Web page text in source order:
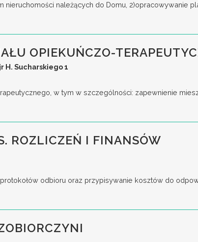
należących do Domu, 2)opracowywanie
OPIEKUŃCZO-
H. Sucharskiego 1
w tym w szczególności: zapewnienie
ROZLICZEŃ I FINANSÓW
odbioru oraz przypisywanie kosztów do